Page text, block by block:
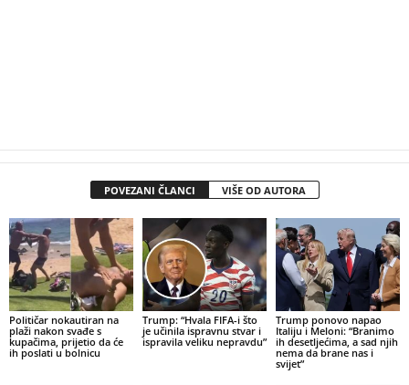
POVEZANI ČLANCI VIŠE OD AUTORA
Političar nokautiran na
plaži nakon svađe s
kupačima, prijetio da će
ih poslati u bolnicu
Trump: “Hvala FIFA-i što
je učinila ispravnu stvar i
ispravila veliku nepravdu”
Trump ponovo napao
Italiju i Meloni: “Branimo
ih desetljećima, a sad njih
nema da brane nas i
svijet”